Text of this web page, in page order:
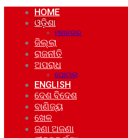
HOME
ଓଡ଼ିଶା
ମହାନଗର
ଜିଲ୍ଲା
ରାଜନୀତି
ଅପରାଧ
ଘୋଟାଲା
ENGLISH
ଦେଶ ବିଦେଶ
ବାଣିଜ୍ୟ
ଖେଳ
ଜଣା ଅଜଣା